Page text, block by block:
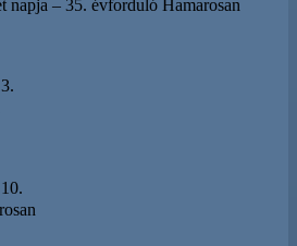
napja – 35. évforduló Hamarosan